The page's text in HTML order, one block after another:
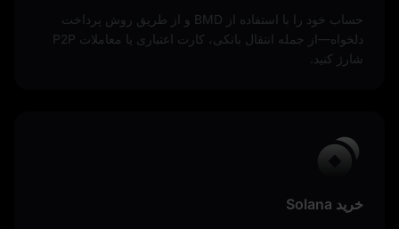
حساب خود را با استفاده از BMD و از طریق روش پرداخت
دلخواه—از جمله انتقال بانکی، کارت اعتباری یا معاملات P2P
شارژ کنید.
خرید Solana